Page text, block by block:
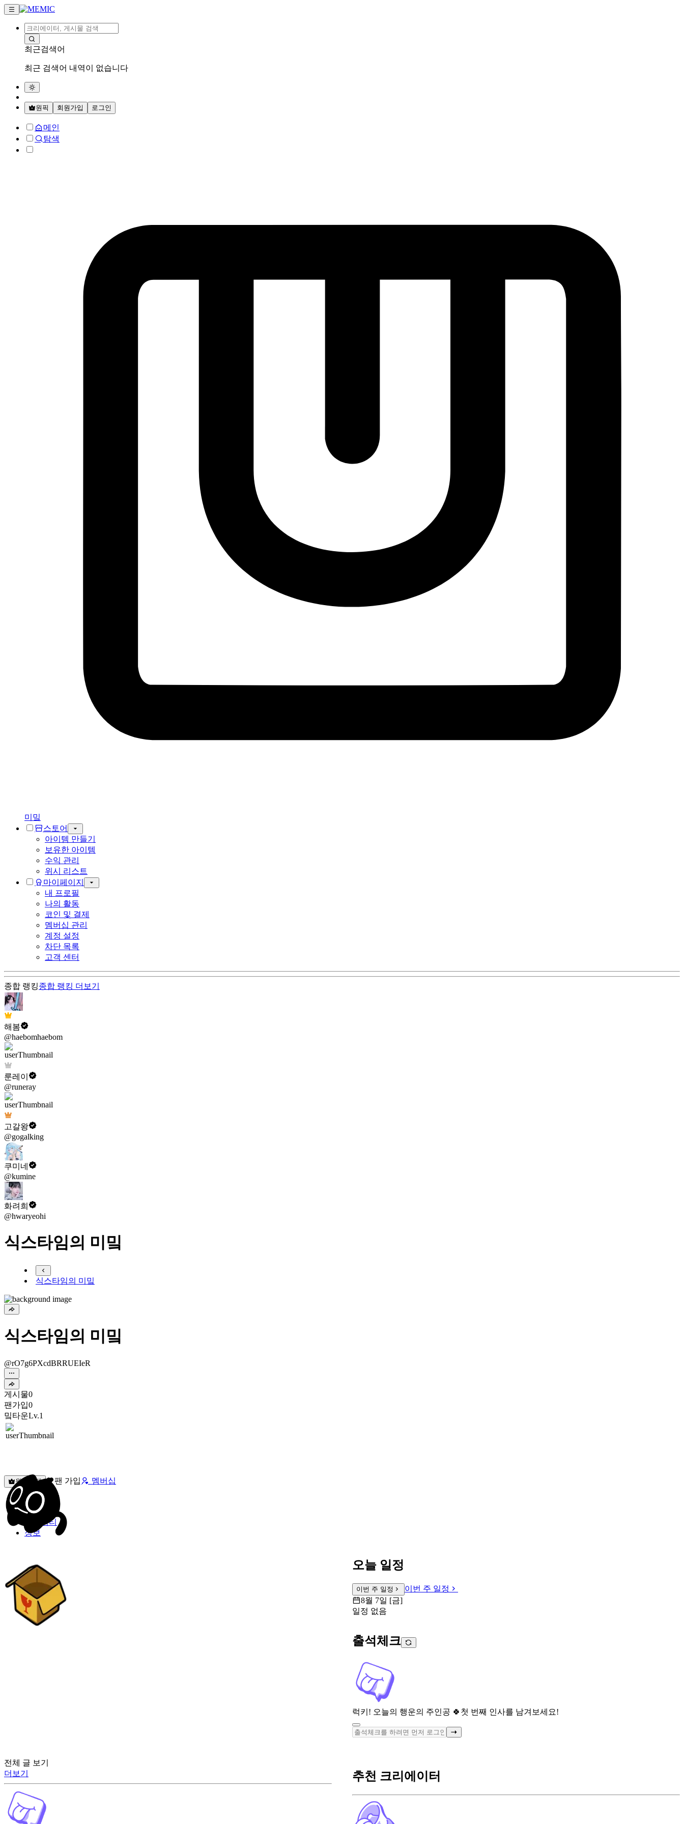
최근검색어
최근 검색어 내역이 없습니다
원픽 회원가입 로그인
메인
탐색
미밐
스토어
아이템 만들기
보유한 아이템
수익 관리
위시 리스트
마이페이지
내 프로필
나의 활동
코인 및 결제
멤버십 관리
계정 설정
차단 목록
고객 센터
종합 랭킹종합 랭킹 더보기
해봄
@haebomhaebom
룬레이
@runeray
고갈왕
@gogalking
쿠미네
@kumine
화려희
@hwaryeohi
식스타임의 미밐
식스타임의 미밐
식스타임의 미밐
@rO7g6PXcdBRRUEIeR
게시물0
팬가입0
밐타운Lv.1
원픽선택 팬 가입 멤버십
밐타운
피드
커뮤니티
정보
오늘 일정
이번 주 일정
이번 주 일정
8월 7일 [금]
일정 없음
출석체크
럭키! 오늘의 행운의 주인공 🍀 첫 번째 인사를 남겨보세요!
전체 글 보기
더보기
추천 크리에이터